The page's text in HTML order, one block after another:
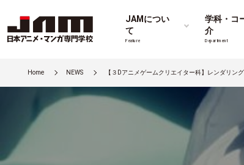
JAMについ
て
Feature
学科・コ
介
Department
Home NEWS 【３Dアニメゲームクリエイター科】レンダリン